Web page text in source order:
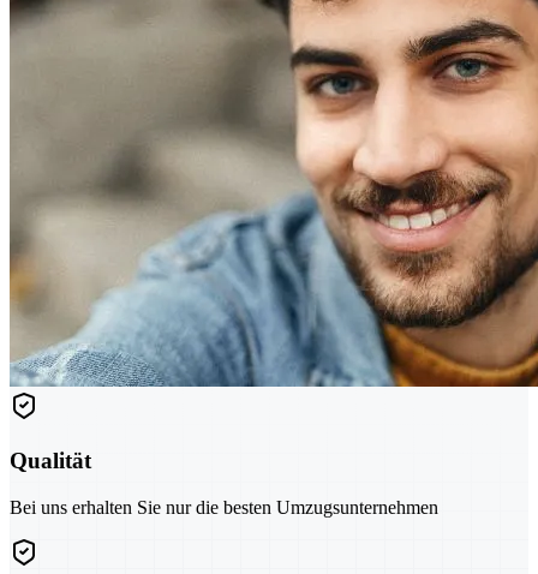
Qualität
Bei uns erhalten Sie nur die besten Umzugsunternehmen